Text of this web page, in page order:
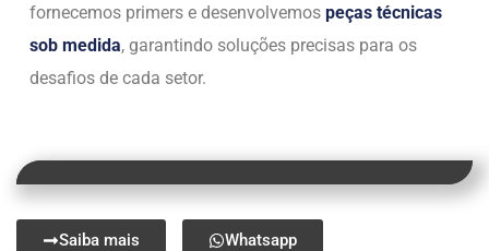
fornecemos primers e desenvolvemos peças técnicas
sob medida, garantindo soluções precisas para os
desafios de cada setor.
Saiba mais Whatsapp